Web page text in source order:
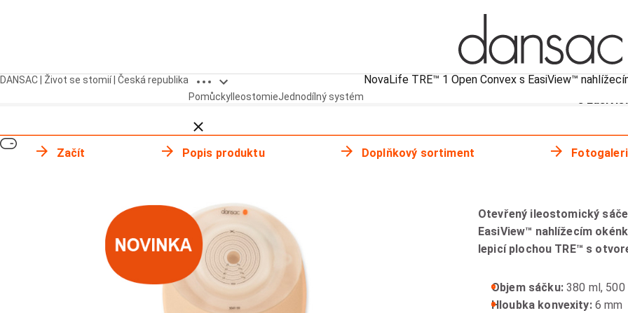
DANSAC | Život se stomií | Česká republika Open breadcrumbs
Close breadcrumbs
Pomůcky IleostomieJednodílný systém
NovaLife TRE™ 1 Open Convex s EasiView™
s
Začít Popis produktu Doplňkový sortiment
Otevřený ileostomický
EasiView™ nahlížecím
lepicí plochou TRE™ s
Objem sáčku:380 ml, 500
Hloubka konvexity: 6 mm